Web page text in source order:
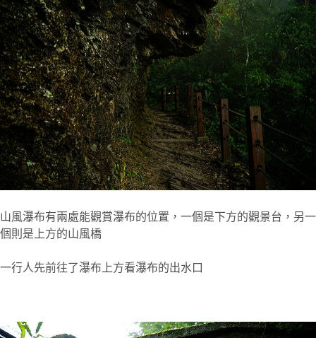
山風瀑布有兩處能觀賞瀑布的位置，一個是下方的觀景台，另一
個則是上方的山風橋
一行人先前往了瀑布上方看瀑布的出水口